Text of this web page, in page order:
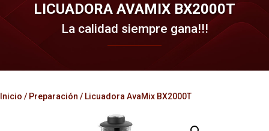
LICUADORA AVAMIX BX2000T
La calidad siempre gana!!!
Inicio / Preparación / Licuadora AvaMix BX2000T